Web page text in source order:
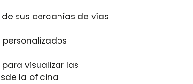
de sus cercanías de vías
para visualizar las
la oficina